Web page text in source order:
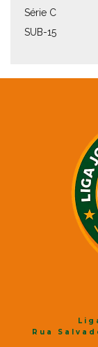
Série C
SUB-15
Rua